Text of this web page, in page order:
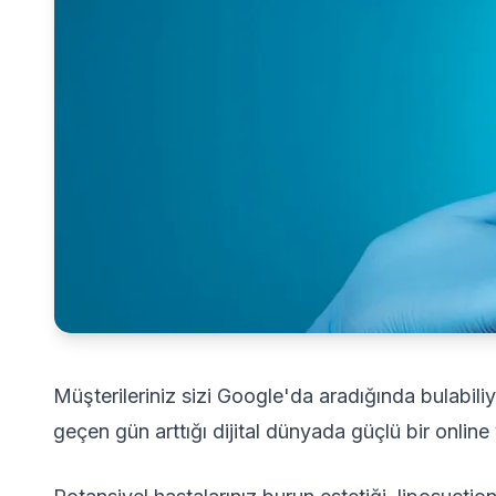
Müşterileriniz sizi Google'da aradığında
geçen gün arttığı dijital dünyada güçlü bir